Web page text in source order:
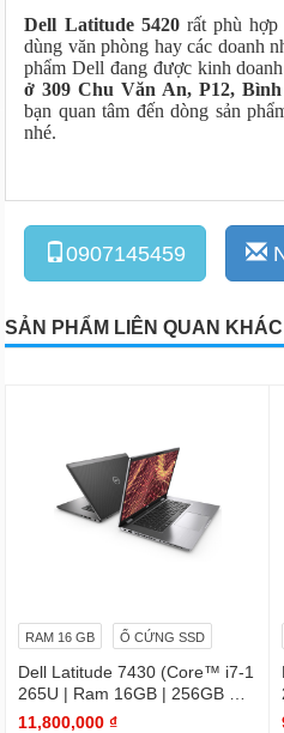
Dell Latitude 5420rất phù hợp
dùng văn phòng hay các doanh
phẩm Dell đang được kinh
ở 309 Chu Văn An, P12,
bạn quan tâm đến dòng sản
nhé.
0907145459
SẢN PHẨM LIÊN QUAN KHÁC
RAM 16 GB Ổ CỨNG SSD
Dell Latitude 7430 (Core™ i7-1
265U | Ram 16GB | 256GB SS
D | 14.0inch FHD)
11,800,000 ₫